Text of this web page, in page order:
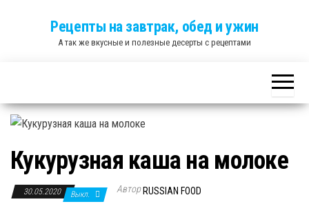
Рецепты на завтрак, обед и ужин
А так же вкусные и полезные десерты с рецептами
Кукурузная каша на молоке
30.05.2020 Выкл. Автор RUSSIAN FOOD